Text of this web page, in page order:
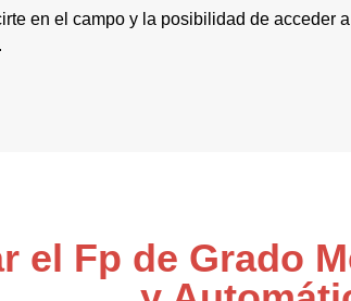
en el campo y la posibilidad de acceder
el Fp de Grado